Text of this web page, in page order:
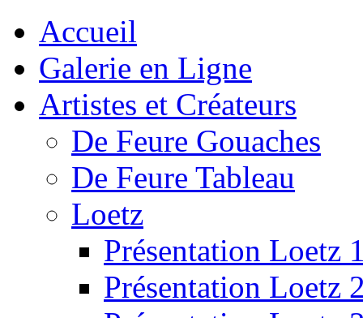
Accueil
Galerie en Ligne
Artistes et Créateurs
De Feure Gouaches
De Feure Tableau
Loetz
Présentation Loetz
Présentation Loetz